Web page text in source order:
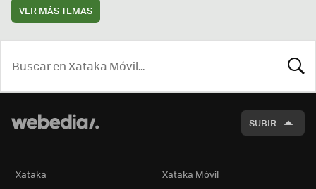
VER MÁS TEMAS
SUBIR
Xataka Xataka Móvil